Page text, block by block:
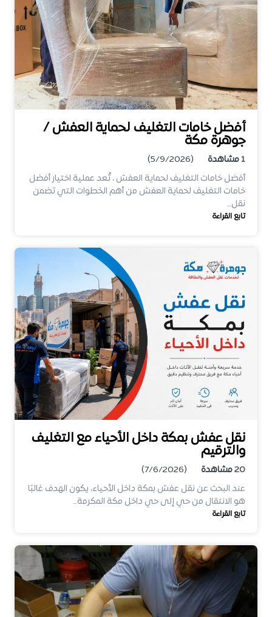
أفضل خامات التغليف لحماية العفش /
جوهرة مكة
1مشاهدة
(5/9/2026)
أفضل خامات التغليف لحماية العفش ، تُعد عملية اختيار أفضل
خامات التغليف لحماية العفش من أهم الخطوات التي تضمن
نقل…
تابع القراءة
نقل عفش بمكة داخل الأحياء مع التغليف
والترقيم
20مشاهدة
(7/6/2026)
عند البحث عن نقل عفش بمكة داخل الأحياء، يكون الهدف غالبًا
هو الانتقال من حي إلى حي داخل مكة المكرمة…
تابع القراءة